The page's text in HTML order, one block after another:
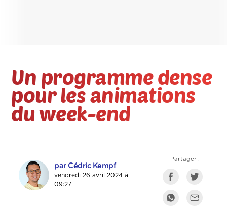
Un programme dense
pour les animations
du week-end
par Cédric Kempf
vendredi 26 avril 2024 à
09:27
Partager :